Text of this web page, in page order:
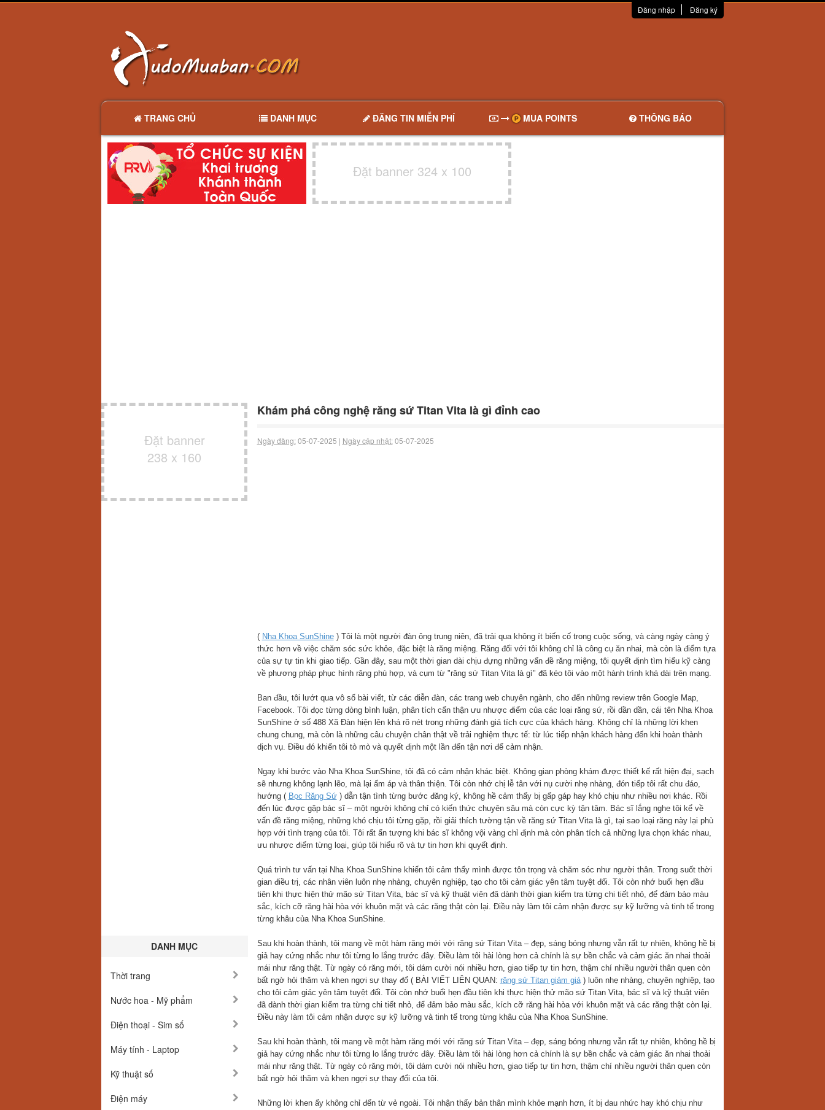
Đăng nhập Đăng ký
TRANG CHỦ DANH MỤC ĐĂNG TIN MIỄN PHÍ MUA POINTS THÔNG BÁO
Đặt banner 324 x 100
Đặt banner
238 x 160
DANH MỤC
Thời trang
Nước hoa - Mỹ phẩm
Điện thoại - Sim số
Máy tính - Laptop
Kỹ thuật số
Điện máy
Khám phá công nghệ răng sứ Titan Vita là gì đỉnh cao
Ngày đăng:05-07-2025 | Ngày cập nhật:05-07-2025
( Nha Khoa SunShine) Tôi là một người đàn ông trung niên, đã trải qua không ít biến cố trong cuộc sống, và càng ngày càng ý
thức hơn về việc chăm sóc sức khỏe, đặc biệt là răng miệng. Răng đối với tôi không chỉ là công cụ ăn nhai, mà còn là điểm tựa
của sự tự tin khi giao tiếp. Gần đây, sau một thời gian dài chịu đựng những vấn đề răng miệng, tôi quyết định tìm hiểu kỹ càng
về phương pháp phục hình răng phù hợp, và cụm từ "răng sứ Titan Vita là gì" đã kéo tôi vào một hành trình khá dài trên mạng.
Ban đầu, tôi lướt qua vô số bài viết, từ các diễn đàn, các trang web chuyên ngành, cho đến những review trên Google Map,
Facebook. Tôi đọc từng dòng bình luận, phân tích cẩn thận ưu nhược điểm của các loại răng sứ, rồi dần dần, cái tên Nha Khoa
SunShine ở số 488 Xã Đàn hiện lên khá rõ nét trong những đánh giá tích cực của khách hàng. Không chỉ là những lời khen
chung chung, mà còn là những câu chuyện chân thật về trải nghiệm thực tế: từ lúc tiếp nhận khách hàng đến khi hoàn thành
dịch vụ. Điều đó khiến tôi tò mò và quyết định một lần đến tận nơi để cảm nhận.
Ngay khi bước vào Nha Khoa SunShine, tôi đã có cảm nhận khác biệt. Không gian phòng khám được thiết kế rất hiện đại, sạch
sẽ nhưng không lạnh lẽo, mà lại ấm áp và thân thiện. Tôi còn nhớ chị lễ tân với nụ cười nhẹ nhàng, đón tiếp tôi rất chu đáo,
hướng ( Bọc Răng Sứ) dẫn tận tình từng bước đăng ký, không hề cảm thấy bị gấp gáp hay khó chịu như nhiều nơi khác. Rồi
đến lúc được gặp bác sĩ – một người không chỉ có kiến thức chuyên sâu mà còn cực kỳ tận tâm. Bác sĩ lắng nghe tôi kể về
vấn đề răng miệng, những khó chịu tôi từng gặp, rồi giải thích tường tận về răng sứ Titan Vita là gì, tại sao loại răng này lại phù
hợp với tình trạng của tôi. Tôi rất ấn tượng khi bác sĩ không vội vàng chỉ định mà còn phân tích cả những lựa chọn khác nhau,
ưu nhược điểm từng loại, giúp tôi hiểu rõ và tự tin hơn khi quyết định.
Quá trình tư vấn tại Nha Khoa SunShine khiến tôi cảm thấy mình được tôn trọng và chăm sóc như người thân. Trong suốt thời
gian điều trị, các nhân viên luôn nhẹ nhàng, chuyên nghiệp, tạo cho tôi cảm giác yên tâm tuyệt đối. Tôi còn nhớ buổi hẹn đầu
tiên khi thực hiện thử mão sứ Titan Vita, bác sĩ và kỹ thuật viên đã dành thời gian kiểm tra từng chi tiết nhỏ, để đảm bảo màu
sắc, kích cỡ răng hài hòa với khuôn mặt và các răng thật còn lại. Điều này làm tôi cảm nhận được sự kỹ lưỡng và tinh tế trong
từng khâu của Nha Khoa SunShine.
Sau khi hoàn thành, tôi mang về một hàm răng mới với răng sứ Titan Vita – đẹp, sáng bóng nhưng vẫn rất tự nhiên, không hề bị
giả hay cứng nhắc như tôi từng lo lắng trước đây. Điều làm tôi hài lòng hơn cả chính là sự bền chắc và cảm giác ăn nhai thoải
mái như răng thật. Từ ngày có răng mới, tôi dám cười nói nhiều hơn, giao tiếp tự tin hơn, thậm chí nhiều người thân quen còn
bất ngờ hỏi thăm và khen ngợi sự thay đổ ( BÀI VIẾT LIÊN QUAN: răng sứ Titan giảm giá) luôn nhẹ nhàng, chuyên nghiệp, tạo
cho tôi cảm giác yên tâm tuyệt đối. Tôi còn nhớ buổi hẹn đầu tiên khi thực hiện thử mão sứ Titan Vita, bác sĩ và kỹ thuật viên
đã dành thời gian kiểm tra từng chi tiết nhỏ, để đảm bảo màu sắc, kích cỡ răng hài hòa với khuôn mặt và các răng thật còn lại.
Điều này làm tôi cảm nhận được sự kỹ lưỡng và tinh tế trong từng khâu của Nha Khoa SunShine.
Sau khi hoàn thành, tôi mang về một hàm răng mới với răng sứ Titan Vita – đẹp, sáng bóng nhưng vẫn rất tự nhiên, không hề bị
giả hay cứng nhắc như tôi từng lo lắng trước đây. Điều làm tôi hài lòng hơn cả chính là sự bền chắc và cảm giác ăn nhai thoải
mái như răng thật. Từ ngày có răng mới, tôi dám cười nói nhiều hơn, giao tiếp tự tin hơn, thậm chí nhiều người thân quen còn
bất ngờ hỏi thăm và khen ngợi sự thay đổi của tôi.
Những lời khen ấy không chỉ đến từ vẻ ngoài. Tôi nhận thấy bản thân mình khỏe mạnh hơn, ít bị đau nhức hay khó chịu như